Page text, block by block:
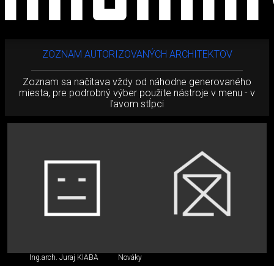
Zoznam
autorizovaných
architektov
ZOZNAM AUTORIZOVANÝCH ARCHITEKTOV
Zoznam sa načítava vždy od náhodne generovaného
miesta, pre podrobný výber použite nástroje v menu - v
ľavom stĺpci
Ing.arch. Juraj KIABA Nováky